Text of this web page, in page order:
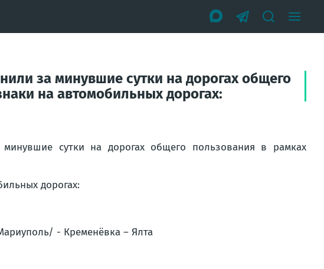
за минувшие сутки на дорогах общего
на автомобильных дорогах:
сутки на дорогах общего пользования в рамках
дорогах:
- Кременёвка – Ялта